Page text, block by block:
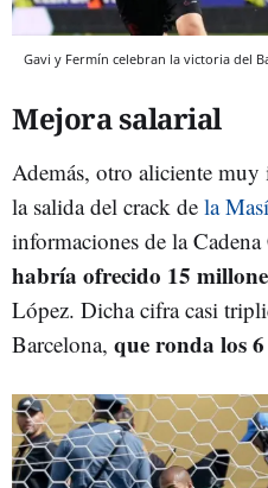
Gavi y Fermín celebran la victoria del
Mejora salarial
Además, otro aliciente
la salida del crack de la
informaciones de la
habría ofrecido 15
López. Dicha cifra casi
Barcelona, que ronda los